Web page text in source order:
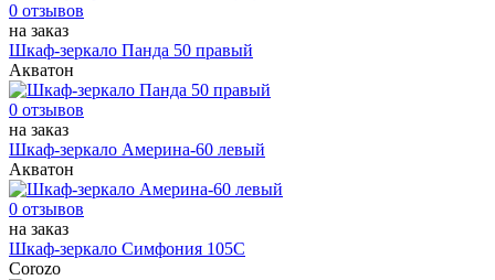
0 отзывов
на заказ
Шкаф-зеркало Панда 50 правый
Акватон
0 отзывов
на заказ
Шкаф-зеркало Америна-60 левый
Акватон
0 отзывов
на заказ
Шкаф-зеркало Симфония 105С
Corozo